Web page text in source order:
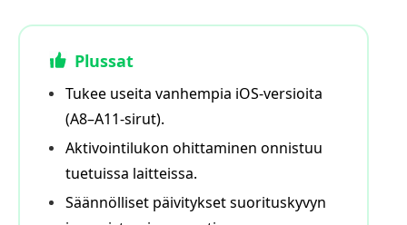
Plussat
Tukee useita vanhempia iOS‑versioita
(A8–A11‑sirut).
Aktivointilukon ohittaminen onnistuu
tuetuissa laitteissa.
Säännölliset päivitykset suorituskyvyn